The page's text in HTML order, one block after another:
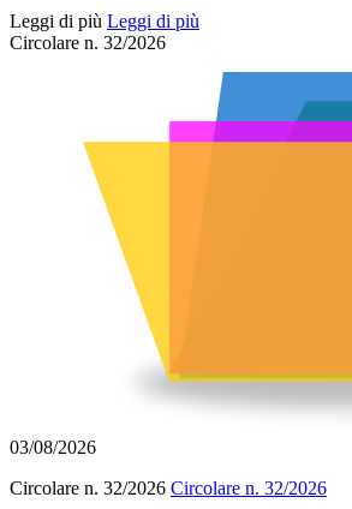
Leggi di più Leggi di più
Circolare n. 32/2026
03/08/2026
Circolare n. 32/2026 Circolare n. 32/2026